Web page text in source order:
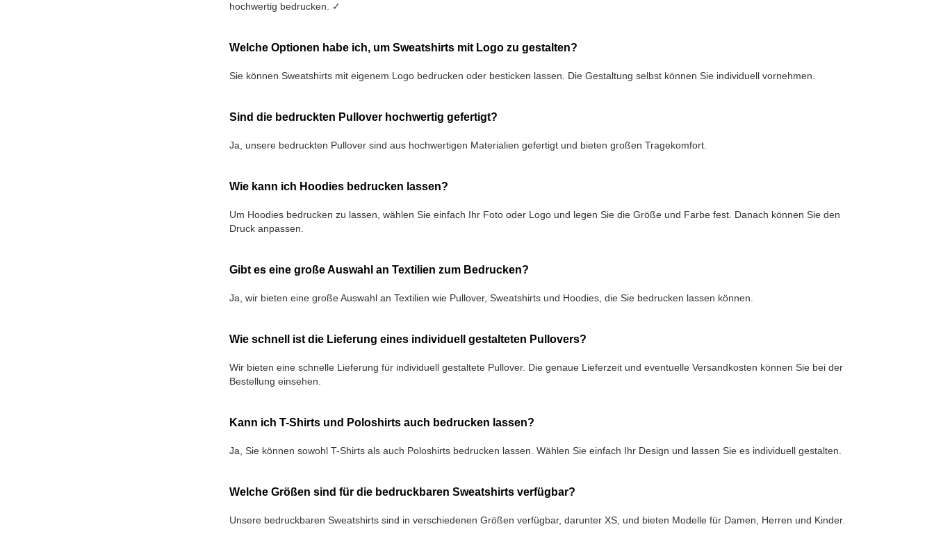
hochwertig bedrucken. ✓
Welche Optionen habe ich, um Sweatshirts mit Logo zu gestalten?
Sie können Sweatshirts mit eigenem Logo bedrucken oder besticken lassen. Die Gestaltung selbst können Sie individuell vornehmen.
Sind die bedruckten Pullover hochwertig gefertigt?
Ja, unsere bedruckten Pullover sind aus hochwertigen Materialien gefertigt und bieten großen Tragekomfort.
Wie kann ich Hoodies bedrucken lassen?
Um Hoodies bedrucken zu lassen, wählen Sie einfach Ihr Foto oder Logo und legen Sie die Größe und Farbe fest. Danach können Sie den
Druck anpassen.
Gibt es eine große Auswahl an Textilien zum Bedrucken?
Ja, wir bieten eine große Auswahl an Textilien wie Pullover, Sweatshirts und Hoodies, die Sie bedrucken lassen können.
Wie schnell ist die Lieferung eines individuell gestalteten Pullovers?
Wir bieten eine schnelle Lieferung für individuell gestaltete Pullover. Die genaue Lieferzeit und eventuelle Versandkosten können Sie bei der
Bestellung einsehen.
Kann ich T-Shirts und Poloshirts auch bedrucken lassen?
Ja, Sie können sowohl T-Shirts als auch Poloshirts bedrucken lassen. Wählen Sie einfach Ihr Design und lassen Sie es individuell gestalten.
Welche Größen sind für die bedruckbaren Sweatshirts verfügbar?
Unsere bedruckbaren Sweatshirts sind in verschiedenen Größen verfügbar, darunter XS, und bieten Modelle für Damen, Herren und Kinder.